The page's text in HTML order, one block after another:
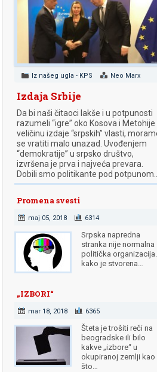
Iz našeg ugla - KPS Neo Marx
Izdaja Srbije
Da bi naši čitaoci lakše i u potpunosti
razumeli “igre” oko Kosova i Metohije
veličinu izdaje “srpskih” vlasti,
se vratiti malo unazad. Uvođenjem
“demokratije” u srpsko društvo,
izvršena je prva i najveća prevara.
Dobili smo politikante pod
Promena svesti
maj 05, 2018 6314
Srpska napredna
stranka nije normalna
politička
kako je stvorena…
„IZBORI“
mar 18, 2018 6365
Šteta je trošiti reči na
beogradske ili bilo
kakve „izbore“ u
okupiranoj zemlji kao
što…